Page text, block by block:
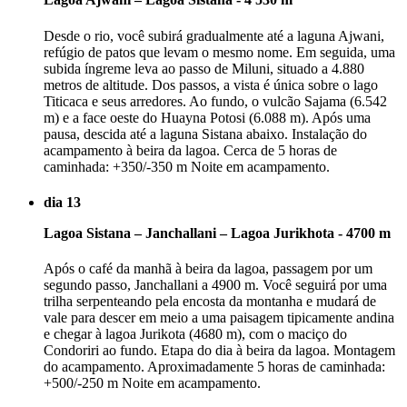
Desde o rio, você subirá gradualmente até a laguna Ajwani,
refúgio de patos que levam o mesmo nome. Em seguida, uma
subida íngreme leva ao passo de Miluni, situado a 4.880
metros de altitude. Dos passos, a vista é única sobre o lago
Titicaca e seus arredores. Ao fundo, o vulcão Sajama (6.542
m) e a face oeste do Huayna Potosi (6.088 m). Após uma
pausa, descida até a laguna Sistana abaixo. Instalação do
acampamento à beira da lagoa. Cerca de 5 horas de
caminhada: +350/-350 m Noite em acampamento.
dia 13
Lagoa Sistana – Janchallani – Lagoa Jurikhota - 4700 m
Após o café da manhã à beira da lagoa, passagem por um
segundo passo, Janchallani a 4900 m. Você seguirá por uma
trilha serpenteando pela encosta da montanha e mudará de
vale para descer em meio a uma paisagem tipicamente andina
e chegar à lagoa Jurikota (4680 m), com o maciço do
Condoriri ao fundo. Etapa do dia à beira da lagoa. Montagem
do acampamento. Aproximadamente 5 horas de caminhada:
+500/-250 m Noite em acampamento.